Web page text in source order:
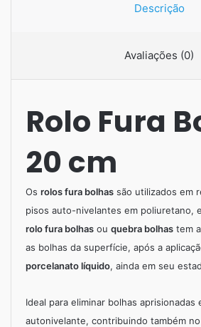
Descrição
Avaliações (0)
Rolo Fura
20 cm
Os rolos fura bolhas são utilizados em
pisos auto-nivelantes em poliuretano,
rolo fura bolhas ou quebra bolhas tem
as bolhas da superfície, após a
porcelanato líquido, ainda em seu
Ideal para eliminar bolhas aprisionadas
autonivelante, contribuindo também